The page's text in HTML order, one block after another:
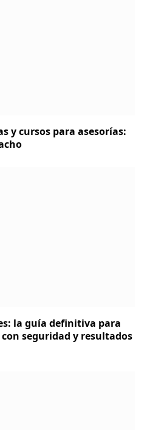
y cursos para asesorías:
la guía definitiva para
seguridad y resultados